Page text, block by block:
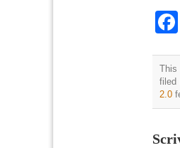
This
filed
2.0